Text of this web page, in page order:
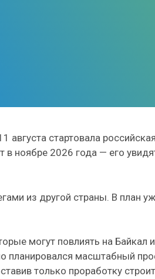
стартовала
ноябре 2026 года — его
из другой страны. В план
могут повлиять на Байкал
планировался масштабный
только проработку